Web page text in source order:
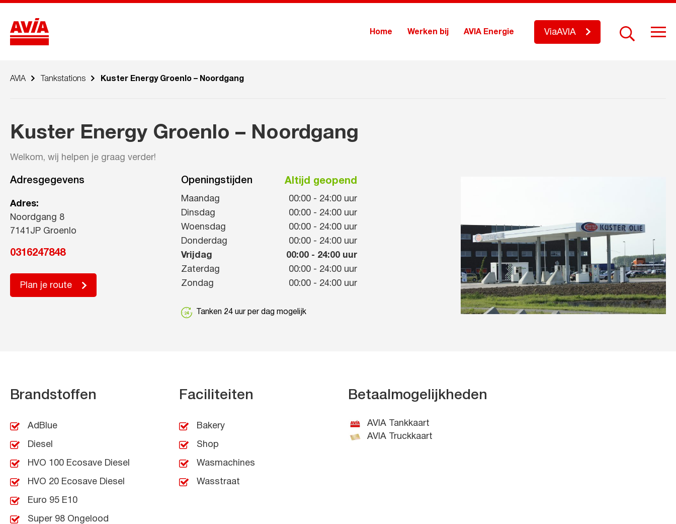
Home Werken bij AVIA Energie ViaAVIA
AVIA Tankstations Kuster Energy Groenlo – Noordgang
Kuster Energy Groenlo – Noordgang
Welkom, wij helpen je graag verder!
Adresgegevens
Adres:
Noordgang 8
7141JP Groenlo
0316247848
Plan je route
Openingstijden Altijd geopend
Maandag 00:00 - 24:00 uur
Dinsdag
00:00 - 24:00 uur
Woensdag
00:00 - 24:00 uur
Donderdag
00:00 - 24:00 uur
Vrijdag
00:00 - 24:00 uur
Zaterdag
00:00 - 24:00 uur
Zondag
00:00 - 24:00 uur
Tanken 24 uur per dag mogelijk
Brandstoffen
AdBlue
Diesel
HVO 100 Ecosave Diesel
HVO 20 Ecosave Diesel
Euro 95 E10
Super 98 Ongelood
Faciliteiten
Bakery
Shop
Wasmachines
Wasstraat
Betaalmogelijkheden
AVIA Tankkaart
AVIA Truckkaart